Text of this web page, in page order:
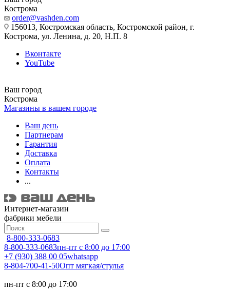
Кострома
order@vashden.com
156013, Костромская область, Костромской район, г.
Кострома, ул. Ленина, д. 20, Н.П. 8
Вконтакте
YouTube
Ваш город
Кострома
Магазины в вашем городе
Ваш день
Партнерам
Гарантия
Доставка
Оплата
Контакты
...
Интернет-магазин
фабрики мебели
8-800-333-0683
8-800-333-0683пн-пт с 8:00 до 17:00
+7 (930) 388 00 05whatsapp
8-804-700-41-50Опт мягкая/стулья
пн-пт с 8:00 до 17:00